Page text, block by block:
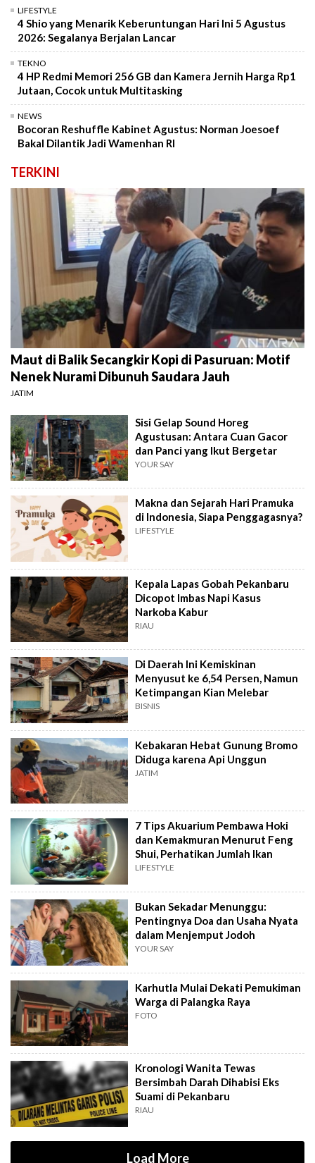
LIFESTYLE
4 Shio yang Menarik Keberuntungan Hari Ini 5 Agustus
2026: Segalanya Berjalan Lancar
TEKNO
4 HP Redmi Memori 256 GB dan Kamera Jernih Harga Rp1
Jutaan, Cocok untuk Multitasking
NEWS
Bocoran Reshuffle Kabinet Agustus: Norman Joesoef
Bakal Dilantik Jadi Wamenhan RI
TERKINI
Maut di Balik Secangkir Kopi di Pasuruan: Motif
Nenek Nurami Dibunuh Saudara Jauh
JATIM
Sisi Gelap Sound Horeg
Agustusan: Antara Cuan Gacor
dan Panci yang Ikut Bergetar
YOUR SAY
Makna dan Sejarah Hari Pramuka
di Indonesia, Siapa Penggagasnya?
LIFESTYLE
Kepala Lapas Gobah Pekanbaru
Dicopot Imbas Napi Kasus
Narkoba Kabur
RIAU
Di Daerah Ini Kemiskinan
Menyusut ke 6,54 Persen, Namun
Ketimpangan Kian Melebar
BISNIS
Kebakaran Hebat Gunung Bromo
Diduga karena Api Unggun
JATIM
7 Tips Akuarium Pembawa Hoki
dan Kemakmuran Menurut Feng
Shui, Perhatikan Jumlah Ikan
LIFESTYLE
Bukan Sekadar Menunggu:
Pentingnya Doa dan Usaha Nyata
dalam Menjemput Jodoh
YOUR SAY
Karhutla Mulai Dekati Pemukiman
Warga di Palangka Raya
FOTO
Kronologi Wanita Tewas
Bersimbah Darah Dihabisi Eks
Suami di Pekanbaru
RIAU
Load More